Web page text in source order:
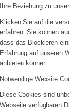
Ihre Beziehung zu
Klicken Sie auf die
erfahren. Sie können
dass das Blockieren
Erfahrung auf unseren
anbieten können.
Notwendige Website
Diese Cookies sind
Webseite verfügbaren